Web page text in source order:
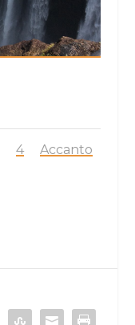
4 Accanto